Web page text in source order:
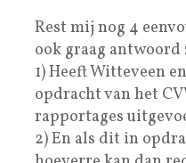
Rest mij nog 4
ook graag antwoord
1) Heeft Witteveen
opdracht van het
rapportages
2) En als dit in